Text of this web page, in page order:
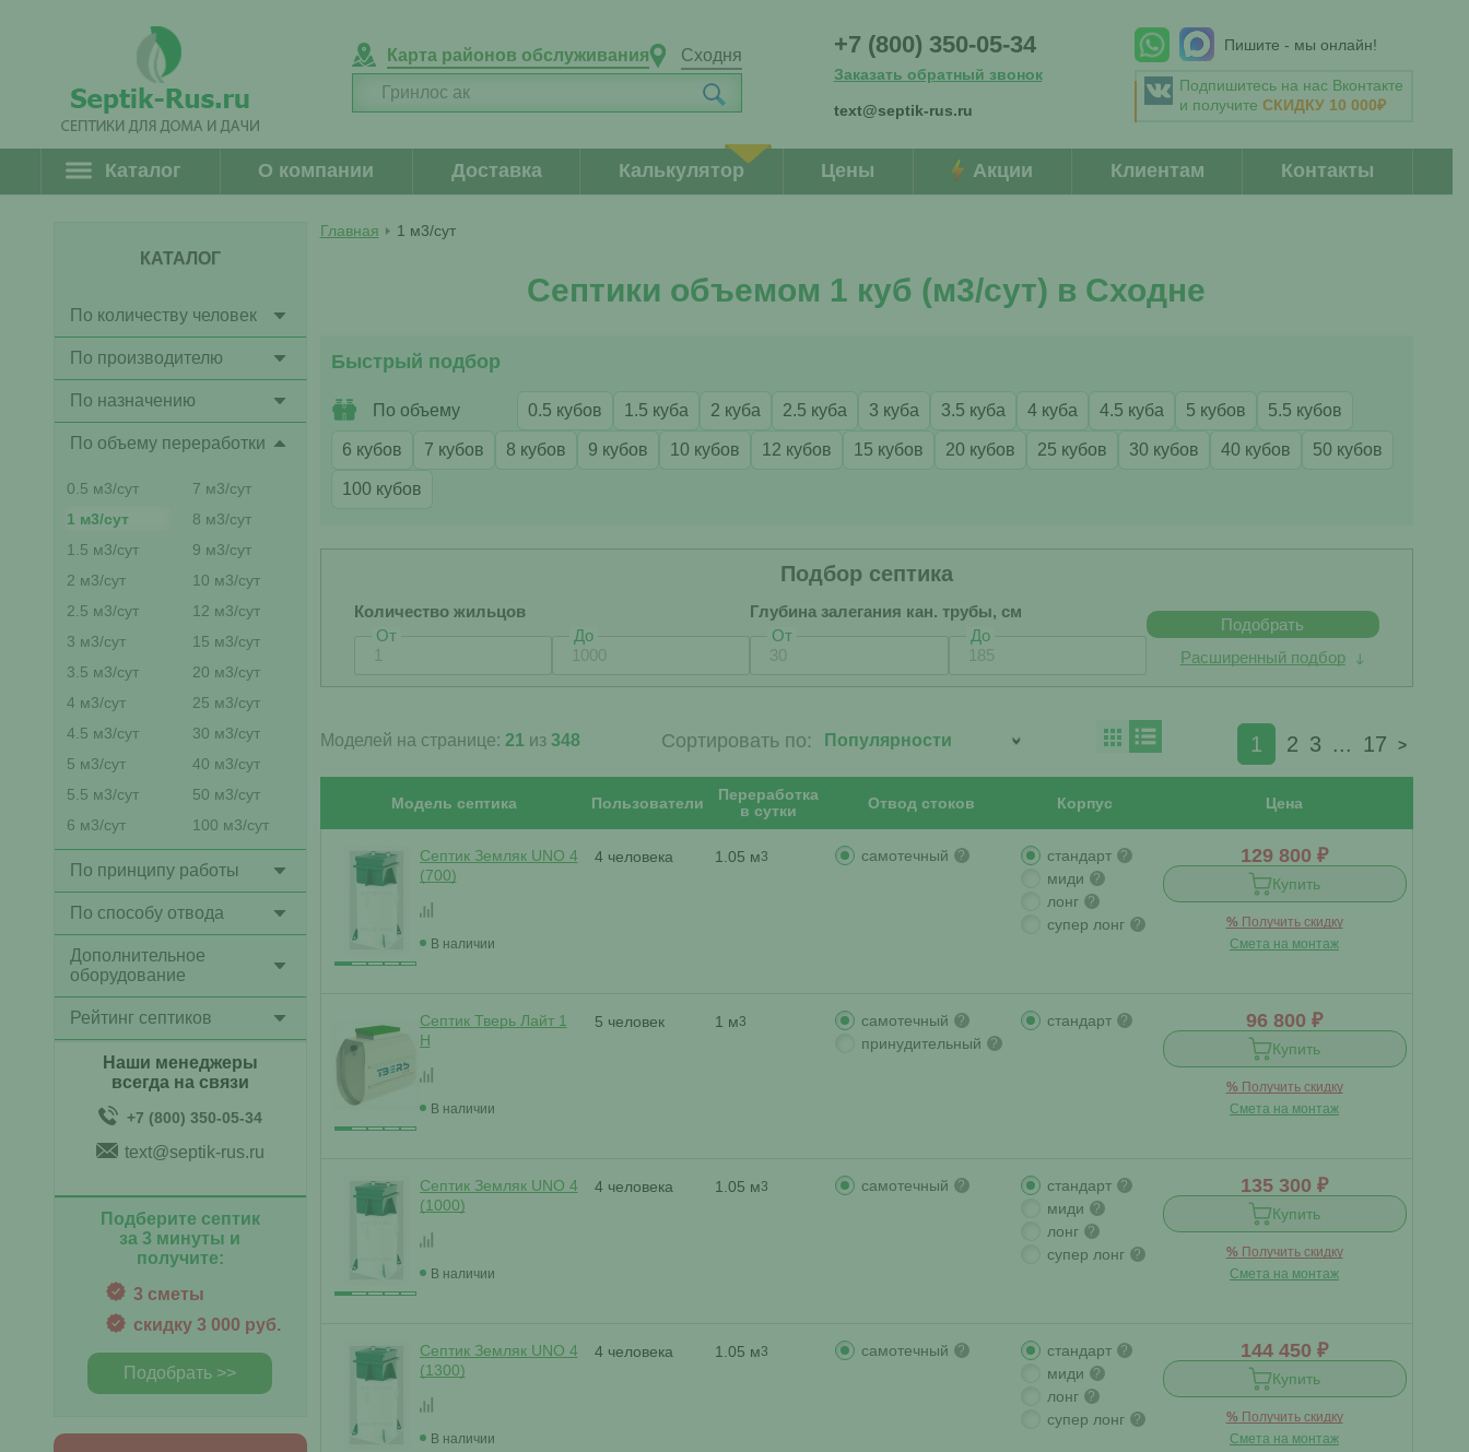
Карта районов обслуживания Сходня +7 (800) 350-05-34
Заказать обратный звонок
text@septik-rus.ru
Пишите - мы онлайн!
Подпишитесь на нас Вконтакте
и получите СКИДКУ 10 000₽
Каталог О компании Доставка Калькулятор Цены Акции Клиентам Контакты
КАТАЛОГ
По количеству человек
По производителю
По назначению
По объему переработки
0.5 м3/сут
1 м3/сут
1.5 м3/сут
2 м3/сут
2.5 м3/сут
3 м3/сут
3.5 м3/сут
4 м3/сут
4.5 м3/сут
5 м3/сут
5.5 м3/сут
6 м3/сут
7 м3/сут
8 м3/сут
9 м3/сут
10 м3/сут
12 м3/сут
15 м3/сут
20 м3/сут
25 м3/сут
30 м3/сут
40 м3/сут
50 м3/сут
100 м3/сут
По принципу работы
По способу отвода
Дополнительное
оборудование
Рейтинг септиков
Наши менеджеры
всегда на связи
+7 (800) 350-05-34
text@septik-rus.ru
Подберите септик
за 3 минуты и
получите:
3 сметы
скидку 3 000 руб.
Подобрать >>
Главная 1 м3/сут
Септики объемом 1 куб (м3/сут) в Сходне
Быстрый подбор
По объему 0.5 кубов 1.5 куба 2 куба 2.5 куба 3 куба 3.5 куба 4 куба 4.5 куба 5 кубов 5.5 кубов
6 кубов 7 кубов 8 кубов 9 кубов 10 кубов 12 кубов 15 кубов 20 кубов 25 кубов 30 кубов 40 кубов 50 кубов
100 кубов
Подбор септика
Количество жильцов
От
До
Глубина залегания кан. трубы, см
От
До
Подобрать
Расширенный подбор
Моделей на странице: 21 из 348 Сортировать по: 1 2 3 ... 17 >
Модель септика Пользователи
Переработка
в сутки
Отвод стоков Корпус Цена
Септик Земляк UNO 4
(700)
В наличии
4 человека 1.05 м3 самотечный ? стандарт ?
миди ?
лонг ?
супер лонг ?
129 800 ₽
Купить
% Получить скидку
Смета на монтаж
Септик Тверь Лайт 1
Н
В наличии
5 человек 1 м3 самотечный ?
принудительный ?
стандарт ? 96 800 ₽
Купить
% Получить скидку
Смета на монтаж
Септик Земляк UNO 4
(1000)
В наличии
4 человека 1.05 м3 самотечный ? стандарт ?
миди ?
лонг ?
супер лонг ?
135 300 ₽
Купить
% Получить скидку
Смета на монтаж
Септик Земляк UNO 4
(1300)
В наличии
4 человека 1.05 м3 самотечный ? стандарт ?
миди ?
лонг ?
супер лонг ?
144 450 ₽
Купить
% Получить скидку
Смета на монтаж